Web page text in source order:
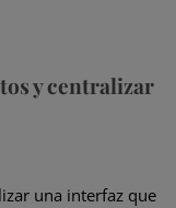
y centralizar
una interfaz que